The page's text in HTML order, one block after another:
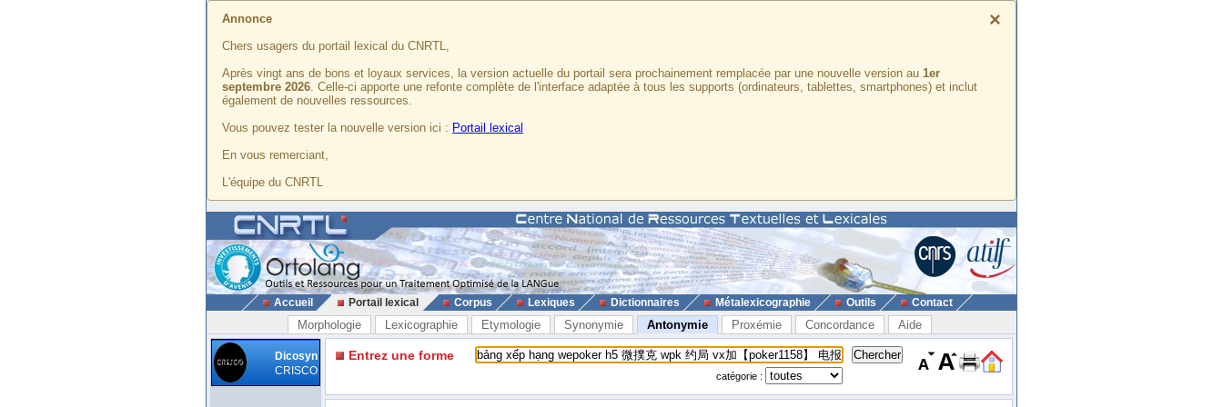
×
Annonce
Chers usagers du portail lexical du CNRTL,
Après vingt ans de bons et loyaux services, la version actuelle du portail sera prochainement remplacée par une nouvelle version au 1er
septembre 2026. Celle-ci apporte une refonte complète de l'interface adaptée à tous les supports (ordinateurs, tablettes, smartphones) et inclut
également de nouvelles ressources.
Vous pouvez tester la nouvelle version ici : Portail lexical
En vous remerciant,
L'équipe du CNRTL
Accueil Portail lexical Corpus Lexiques Dictionnaires Métalexicographie Outils Contact
Morphologie Lexicographie Etymologie Synonymie Antonymie Proxémie Concordance Aide
Dicosyn
CRISCO
Entrez une forme
catégorie :